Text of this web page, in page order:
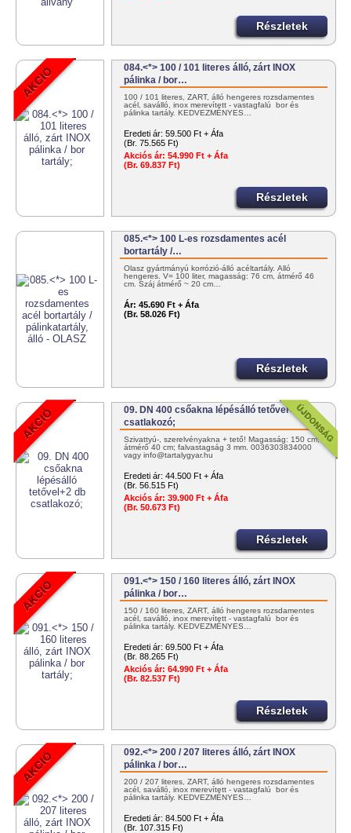
Részletek
084.<*> 100 / 101 literes álló, zárt INOX
pálinka / bor…
100 / 101 literes, ZÁRT, álló hengeres rozsdamentes
acél, saválló, inox merevített - vastagfalú bor és
pálinka tartály. KEDVEZMÉNYES…
Eredeti ár: 59.500 Ft + Áfa
(Br. 75.565 Ft)
Akciós ár: 54.990 Ft + Áfa
(Br. 69.837 Ft)
Részletek
085.<*> 100 L-es rozsdamentes acél
bortartály /…
Olasz gyártmányú korrózió-álló acéltartály. Álló
hengeres. V= 100 liter, magasság: 76 cm, átmérő 46
cm. Száj átmérő ~ 20 cm…
Ár: 45.690 Ft + Áfa
(Br. 58.026 Ft)
Részletek
09. DN 400 csőakna lépésálló tetővel+2 db
csatlakozó;
Szivattyú-, szerelvényakna + tető! Magasság: 150 cm;
átmérő 40 cm; falvastagság 3 mm. 0036303834000
vagy info@tartalygyar.hu
Eredeti ár: 44.500 Ft + Áfa
(Br. 56.515 Ft)
Akciós ár: 39.900 Ft + Áfa
(Br. 50.673 Ft)
Részletek
091.<*> 150 / 160 literes álló, zárt INOX
pálinka / bor…
150 / 160 literes, ZÁRT, álló hengeres rozsdamentes
acél, saválló, inox merevített - vastagfalú bor és
pálinka tartály. KEDVEZMÉNYES…
Eredeti ár: 69.500 Ft + Áfa
(Br. 88.265 Ft)
Akciós ár: 64.990 Ft + Áfa
(Br. 82.537 Ft)
Részletek
092.<*> 200 / 207 literes álló, zárt INOX
pálinka / bor…
200 / 207 literes, ZÁRT, álló hengeres rozsdamentes
acél, saválló, inox merevített - vastagfalú bor és
pálinka tartály. KEDVEZMÉNYES…
Eredeti ár: 84.500 Ft + Áfa
(Br. 107.315 Ft)